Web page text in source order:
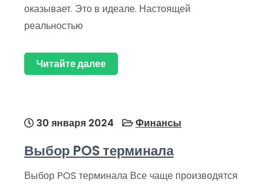
оказывает. Это в идеале. Настоящей
реальностью
Читайте далее
30 января 2024 Финансы
Выбор POS терминала
Выбор POS терминала Все чаще производятся